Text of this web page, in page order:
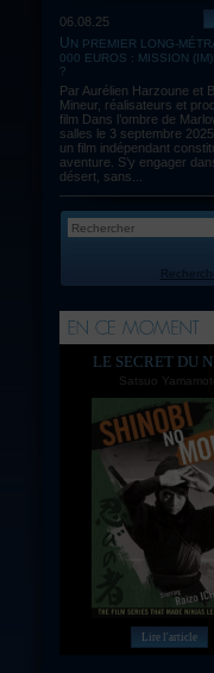
06.08.25
UN PREMIER LONG-MÉTRAGE À 60
000 EUROS : MISSION
?
Par Aurélien Harzoune et
Mineur, réalisateurs et
film Dans l’ombre de
salles le 3 septembre
un film indépendant
aventure. S’y engager
désert, sans...
LE SECRET DU
Satsuo
Lire l'article